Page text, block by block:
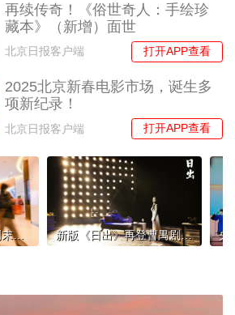
再续传奇！《俗世奇人：手绘珍
藏本》（新增）面世
北京日报客户端 打开APP查看
2025北京新春电影市场，诞生多
项新纪录！
北京日报客户端 打开APP查看
《哪吒2》杀入北美周末票房前五 新版《日出》再登曹禺剧场，见证人艺新生力量成长